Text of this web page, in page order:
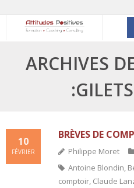
- Process Communication
- Adapter sa posture
- Process Vente
ARCHIVES
BRÈVES DE
10
FÉVRIER Philippe Moret
Antoine Blondin,
comptoir, Claude